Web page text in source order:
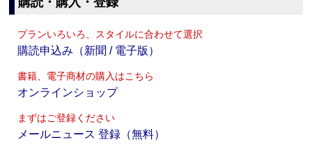
プランいろいろ、スタイルに合わせて選択
購読申込み（新聞 / 電子版）
書籍、電子商材の購入はこちら
オンラインショップ
まずはご登録ください
メールニュース 登録（無料）